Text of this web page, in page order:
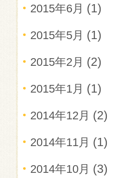
2015年6月 (1)
2015年5月 (1)
2015年2月 (2)
2015年1月 (1)
2014年12月 (2)
2014年11月 (1)
2014年10月 (3)